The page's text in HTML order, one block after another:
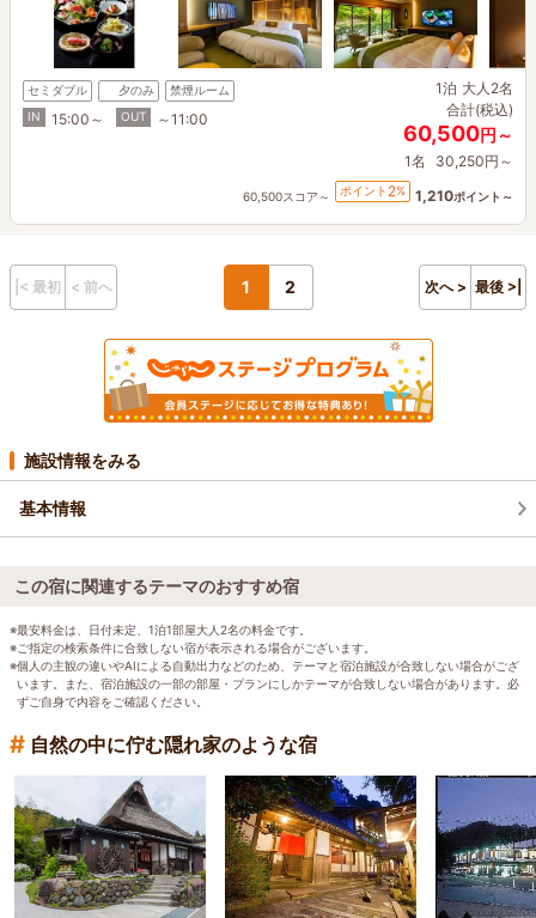
セミダブル 夕のみ
禁煙ルーム
IN
15:00～ OUT ～11:00
1泊 大人2名
合計(税込)
60,500円～
1名 30,250円～
60,500スコア～ ポイント 2% 1,210ポイント～
|< 最初 < 前へ 1 2 次へ > 最後 >|
施設情報をみる
基本情報
この宿に関連するテーマのおすすめ宿
※最安料金は、日付未定、1泊1部屋大人2名の料金です。
※ご指定の検索条件に合致しない宿が表示される場合がございます。
※個人の主観の違いやAIによる自動出力などのため、テーマと宿泊施設が合致しない場合がござ
います。また、宿泊施設の一部の部屋・プランにしかテーマが合致しない場合があります。必
ずご自身で内容をご確認ください。
# 自然の中に佇む隠れ家のような宿